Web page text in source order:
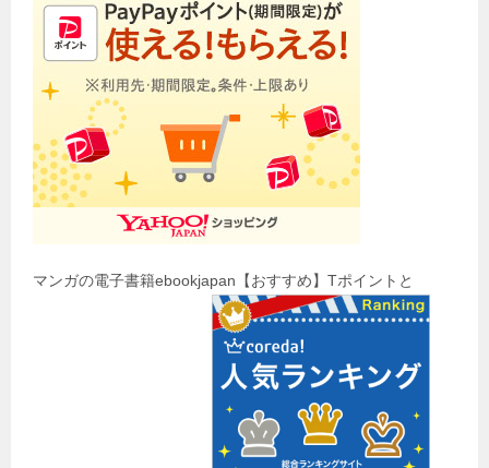
マンガの電子書籍ebookjapan【おすすめ】Tポイントと